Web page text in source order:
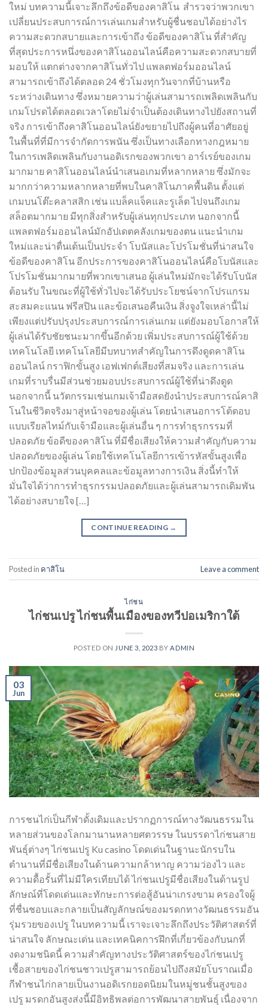
ใหม่ บทความนี้เจาะลึกถึงข้อดีของคาสิโน สำรวจว่าพวกเขา
เปลี่ยนประสบการณ์การเล่นเกมสำหรับผู้ชื่นชอบได้อย่างไร
ความสะดวกสบายและการเข้าถึง ข้อดีของคาสิโน ที่สำคัญ
ที่สุดประการหนึ่งของคาสิโนออนไลน์คือความสะดวกสบายที่
มอบให้ แตกต่างจากคาสิโนทั่วไป แพลตฟอร์มออนไลน์
สามารถเข้าถึงได้ตลอด 24 ชั่วโมงทุกวันจากที่บ้านหรือ
ระหว่างเดินทาง ซึ่งหมายความว่าผู้เล่นสามารถเพลิดเพลินกับ
เกมโปรดได้ตลอดเวลาโดยไม่จำเป็นต้องเดินทางไปยังสถานที่
จริง การเข้าถึงคาสิโนออนไลน์ยังขยายไปถึงผู้คนที่อาศัยอยู่
ในพื้นที่ที่มีการจำกัดการพนัน ซึ่งเป็นทางเลือกทางกฎหมาย
ในการเพลิดเพลินกับงานอดิเรกของพวกเขา อาร์เรย์ของเกม
มากมาย คาสิโนออนไลน์นำเสนอเกมที่หลากหลาย ซึ่งมักจะ
มากกว่าความหลากหลายที่พบในคาสิโนภาคพื้นดิน ตั้งแต่
เกมบนโต๊ะคลาสสิก เช่น แบล็คแจ็คและรูเล็ต ไปจนถึงเกม
สล็อตมากมาย มีทุกสิ่งสำหรับผู้เล่นทุกประเภท นอกจากนี้
แพลตฟอร์มออนไลน์มักอัปเดตคลังเกมของตน แนะนำเกม
ใหม่และน่าตื่นเต้นเป็นประจำ โบนัสและโปรโมชั่นที่น่าสนใจ
ข้อดีของคาสิโน อีกประการของคาสิโนออนไลน์คือโบนัสและ
โปรโมชั่นมากมายที่พวกเขาเสนอ ผู้เล่นใหม่มักจะได้รับโบนัส
ต้อนรับ ในขณะที่ผู้ใช้ทั่วไปจะได้รับประโยชน์จากโปรแกรม
สะสมคะแนน ฟรีสปิน และข้อเสนอคืนเงิน สิ่งจูงใจเหล่านี้ไม่
เพียงแต่ปรับปรุงประสบการณ์การเล่นเกม แต่ยังมอบโอกาสให้
ผู้เล่นได้รับชัยชนะมากขึ้นอีกด้วย เพิ่มประสบการณ์ผู้ใช้ด้วย
เทคโนโลยี เทคโนโลยีมีบทบาทสำคัญในการดึงดูดคาสิโน
ออนไลน์ กราฟิกขั้นสูง เอฟเฟกต์เสียงที่สมจริง และการเล่น
เกมที่ราบรื่นมีส่วนช่วยมอบประสบการณ์ผู้ใช้ที่น่าดึงดูด
นอกจากนี้ นวัตกรรมเช่นเกมเจ้ามือสดยังนำประสบการณ์คาสิ
โนในชีวิตจริงมาสู่หน้าจอของผู้เล่น โดยนำเสนอการโต้ตอบ
แบบเรียลไทม์กับเจ้ามือและผู้เล่นอื่น ๆ การทำธุรกรรมที่
ปลอดภัย ข้อดีของคาสิโน ที่มีชื่อเสียงให้ความสำคัญกับความ
ปลอดภัยของผู้เล่น โดยใช้เทคโนโลยีการเข้ารหัสขั้นสูงเพื่อ
ปกป้องข้อมูลส่วนบุคคลและข้อมูลทางการเงิน สิ่งนี้ทำให้
มั่นใจได้ว่าการทำธุรกรรมปลอดภัยและผู้เล่นสามารถเดิมพัน
ได้อย่างสบายใจ […]
CONTINUE READING →
Posted in คาสิโน Leave a comment
ไก่ชน
ไก่ชนเปรู ไก่ชนพื้นเมืองของทวีปอเมริกาใต้
POSTED ON JUNE 3, 2023 BYADMIN
03
Jun
การชนไก่เป็นกีฬาดั้งเดิมและปรากฏการณ์ทางวัฒนธรรมใน
หลายส่วนของโลกมานานหลายศตวรรษ ในบรรดาไก่ชนสาย
พันธุ์ต่างๆ ไก่ชนเปรู Ku casino โดดเด่นในฐานะนักรบใน
ตำนานที่มีชื่อเสียงในด้านความกล้าหาญ ความว่องไว และ
ความดื้อรั้นที่ไม่มีใครเทียบได้ ไก่ชนเปรูมีชื่อเสียงในด้านรูป
ลักษณ์ที่โดดเด่นและทักษะการต่อสู้อันน่าเกรงขาม ครองใจผู้
ที่ชื่นชอบและกลายเป็นสัญลักษณ์ของมรดกทางวัฒนธรรมอัน
รุ่มรวยของเปรู ในบทความนี้ เราจะเจาะลึกถึงประวัติศาสตร์ที่
น่าสนใจ ลักษณะเด่น และเทคนิคการฝึกที่เกี่ยวข้องกับนกที่
งดงามชนิดนี้ ความสำคัญทางประวัติศาสตร์ของไก่ชนเปรู
เชื้อสายของไก่ชนชาวเปรูสามารถย้อนไปถึงสมัยโบราณเมื่อ
กีฬาชนไก่กลายเป็นงานอดิเรกยอดนิยมในหมู่ชนชั้นสูงของ
เปรู มรดกอันสูงส่งนี้มีอิทธิพลต่อการพัฒนาสายพันธุ์ เนื่องจาก